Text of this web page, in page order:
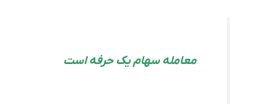
معامله سهام یک حرفه است